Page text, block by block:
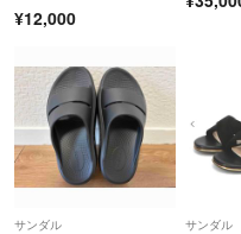
¥12,000
サンダル サンダル